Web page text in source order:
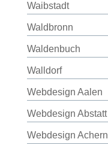
Waibstadt
Waldbronn
Waldenbuch
Walldorf
Webdesign Aalen
Webdesign Abstatt
Webdesign Achern